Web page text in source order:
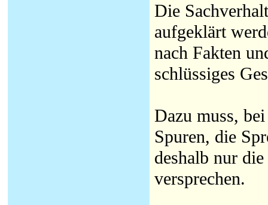
Die
aufgeklärt
nach Fakten
schlüssiges
Dazu muss,
Spuren, die
deshalb nur
versprechen.